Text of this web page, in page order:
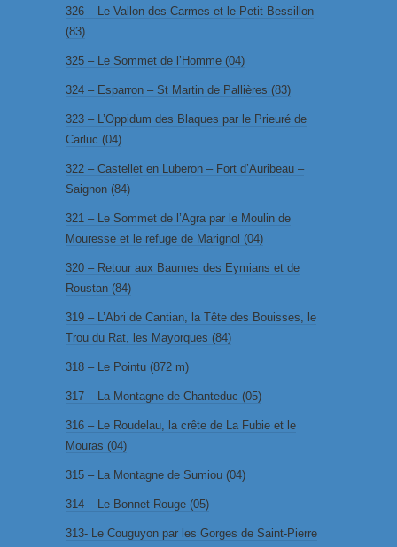
326 – Le Vallon des Carmes et le Petit Bessillon
(83)
325 – Le Sommet de l’Homme (04)
324 – Esparron – St Martin de Pallières (83)
323 – L’Oppidum des Blaques par le Prieuré de
Carluc (04)
322 – Castellet en Luberon – Fort d’Auribeau –
Saignon (84)
321 – Le Sommet de l’Agra par le Moulin de
Mouresse et le refuge de Marignol (04)
320 – Retour aux Baumes des Eymians et de
Roustan (84)
319 – L’Abri de Cantian, la Tête des Bouisses, le
Trou du Rat, les Mayorques (84)
318 – Le Pointu (872 m)
317 – La Montagne de Chanteduc (05)
316 – Le Roudelau, la crête de La Fubie et le
Mouras (04)
315 – La Montagne de Sumiou (04)
314 – Le Bonnet Rouge (05)
313- Le Couguyon par les Gorges de Saint-Pierre